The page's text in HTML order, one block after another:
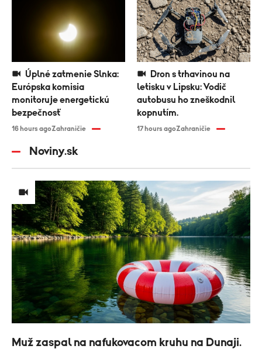
Európska komisia
monitoruje energetickú
bezpečnosť
16 hours agoZahraničie
letisku v Lipsku: Vodič
autobusu ho zneškodnil
kopnutím.
17 hours agoZahraničie
Noviny.sk
Muž zaspal na nafukovacom kruhu na Dunaji.